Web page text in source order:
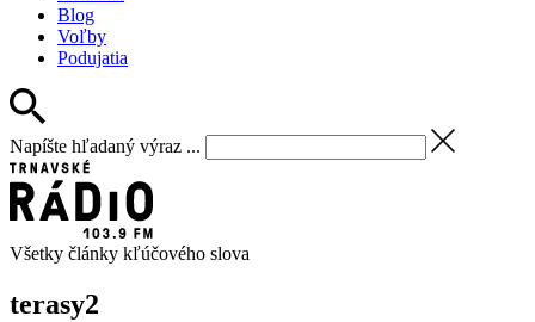
Blog
Voľby
Podujatia
Napíšte hľadaný výraz ...
Všetky články kľúčového slova
terasy2